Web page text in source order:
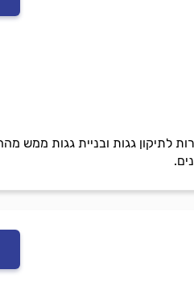
לתיקון גגות ובניית גגות ממש